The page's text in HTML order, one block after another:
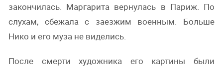
закончилась. Маргарита вернулась в Париж. По
слухам, сбежала с заезжим военным. Больше
Нико и его муза не виделись.
После смерти художника его картины были